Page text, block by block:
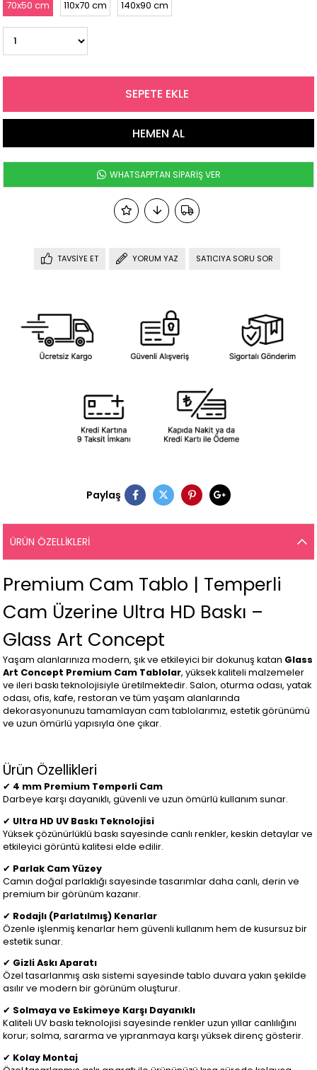
70x50 cm 110x70 cm 140x90 cm
WHATSAPPTAN SİPARİŞ VER
TAVSIYE ET YORUM YAZ SATICIYA SORU SOR
Paylaş
ÜRÜN ÖZELLIKLERI
Premium Cam Tablo | Temperli
Cam Üzerine Ultra HD Baskı –
Glass Art Concept
Yaşam alanlarınıza modern, şık ve etkileyici bir dokunuş katan Glass
Art Concept Premium Cam Tablolar, yüksek kaliteli malzemeler
ve ileri baskı teknolojisiyle üretilmektedir. Salon, oturma odası, yatak
odası, ofis, kafe, restoran ve tüm yaşam alanlarında
dekorasyonunuzu tamamlayan cam tablolarımız, estetik görünümü
ve uzun ömürlü yapısıyla öne çıkar.
Ürün Özellikleri
✔ 4 mm Premium Temperli Cam
Darbeye karşı dayanıklı, güvenli ve uzun ömürlü kullanım sunar.
✔ Ultra HD UV Baskı Teknolojisi
Yüksek çözünürlüklü baskı sayesinde canlı renkler, keskin detaylar ve
etkileyici görüntü kalitesi elde edilir.
✔ Parlak Cam Yüzey
Camın doğal parlaklığı sayesinde tasarımlar daha canlı, derin ve
premium bir görünüm kazanır.
✔ Rodajlı (Parlatılmış) Kenarlar
Özenle işlenmiş kenarlar hem güvenli kullanım hem de kusursuz bir
estetik sunar.
✔ Gizli Askı Aparatı
Özel tasarlanmış askı sistemi sayesinde tablo duvara yakın şekilde
asılır ve modern bir görünüm oluşturur.
✔ Solmaya ve Eskimeye Karşı Dayanıklı
Kaliteli UV baskı teknolojisi sayesinde renkler uzun yıllar canlılığını
korur; solma, sararma ve yıpranmaya karşı yüksek direnç gösterir.
✔ Kolay Montaj